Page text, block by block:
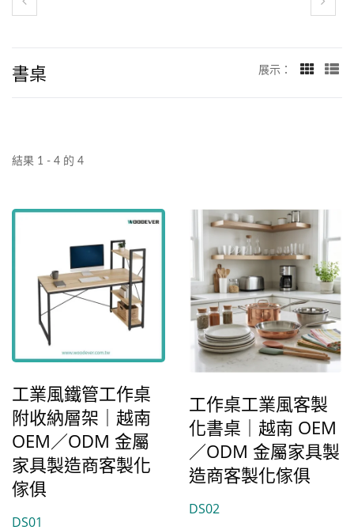
書桌 展示：
結果 1 - 4 的 4
工業風鐵管工作桌
附收納層架｜越南
OEM／ODM 金屬
家具製造商客製化
傢俱
DS01
工作桌工業風客製
化書桌｜越南 OEM
／ODM 金屬家具製
造商客製化傢俱
DS02